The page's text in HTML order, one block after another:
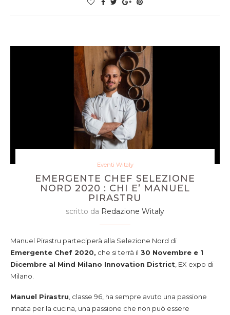
Eventi Witaly
EMERGENTE CHEF SELEZIONE
NORD 2020 : CHI E’ MANUEL
PIRASTRU
scritto da Redazione Witaly
Manuel Pirastru parteciperà alla Selezione Nord di
Emergente Chef 2020, che si terrà il 30 Novembre e 1
Dicembre al Mind Milano Innovation District , EX expo di
Milano.
Manuel Pirastru , classe 96, ha sempre avuto una passione
innata per la cucina, una passione che non può essere